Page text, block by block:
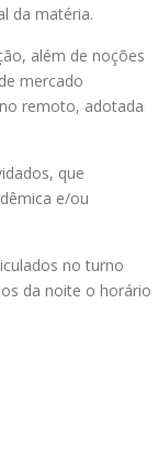
da matéria.
além de noções
mercado
remoto, adotada
que
e/ou
no turno
da noite o horário